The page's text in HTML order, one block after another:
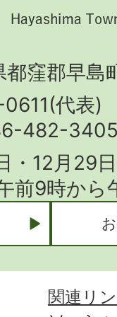
窪郡早島
代表)
482-
12月29
前9時か
関連リ